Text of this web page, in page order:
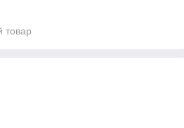
товар